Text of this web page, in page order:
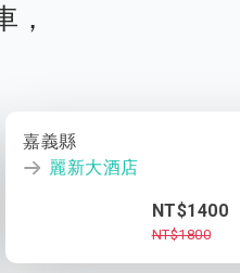
，
嘉義縣
麗新大酒店
NT$1400
NT$1800